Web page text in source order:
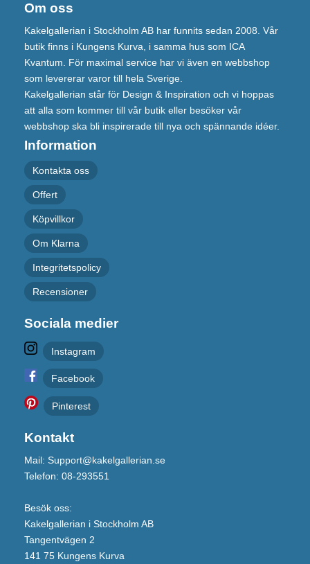
Om oss
Kakelgallerian i Stockholm AB har funnits sedan 2008. Vår
butik finns i Kungens Kurva, i samma hus som ICA
Kvantum. För maximal service har vi även en webbshop
som levererar varor till hela Sverige.
Kakelgallerian står för Design & Inspiration och vi hoppas
att alla som kommer till vår butik eller besöker vår
webbshop ska bli inspirerade till nya och spännande idéer.
Information
Kontakta oss
Offert
Köpvillkor
Om Klarna
Integritetspolicy
Recensioner
Sociala medier
Instagram
Facebook
Pinterest
Kontakt
Mail: Support@kakelgallerian.se
Telefon: 08-293551
Besök oss:
Kakelgallerian i Stockholm AB
Tangentvägen 2
141 75 Kungens Kurva